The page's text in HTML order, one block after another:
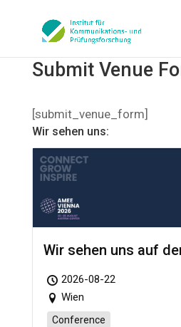
Submit Venue
[submit_venue_form]
Wir sehen uns:
Wir sehen uns auf
2026-08-22
Wien
Conference